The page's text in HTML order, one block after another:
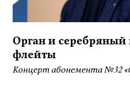
Орган и серебряный
флейты
Концерт абонемента №32